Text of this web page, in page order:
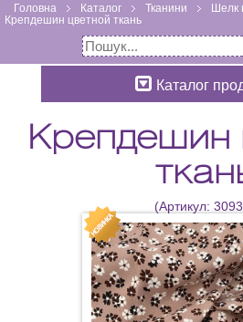
Головна Каталог Тканини
Шелк
Крепдешин цветной ткань
Каталог
Крепдешин
(Артикул: